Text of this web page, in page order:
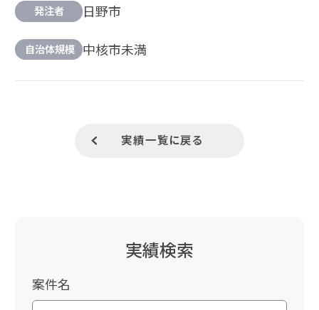
発注者 日野市
自治体規模 中核市未満
実績一覧に戻る
実績検索
案件名